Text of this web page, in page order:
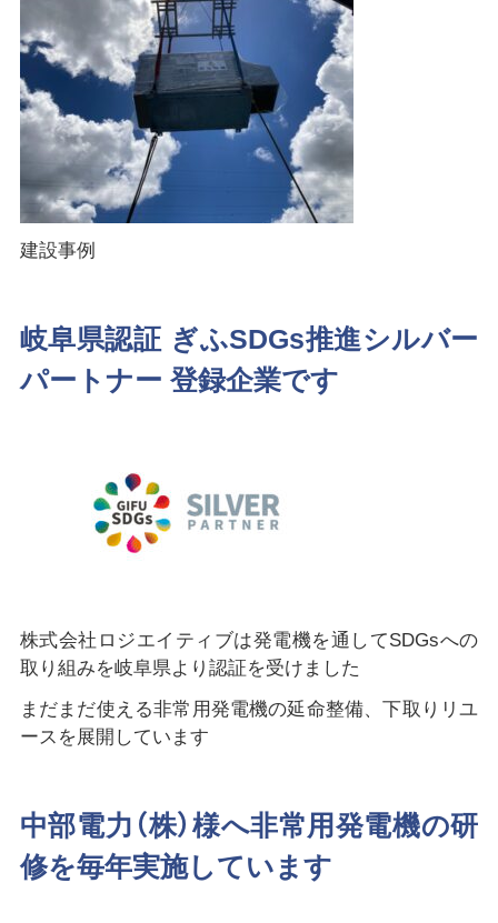
建設事例
岐阜県認証 ぎふSDGs推進シルバー
パートナー 登録企業です
株式会社ロジエイティブは発電機を通してSDGsへの
取り組みを岐阜県より認証を受けました
まだまだ使える非常用発電機の延命整備、下取りリユ
ースを展開しています
中部電力（株）様へ非常用発電機の研
修を毎年実施しています